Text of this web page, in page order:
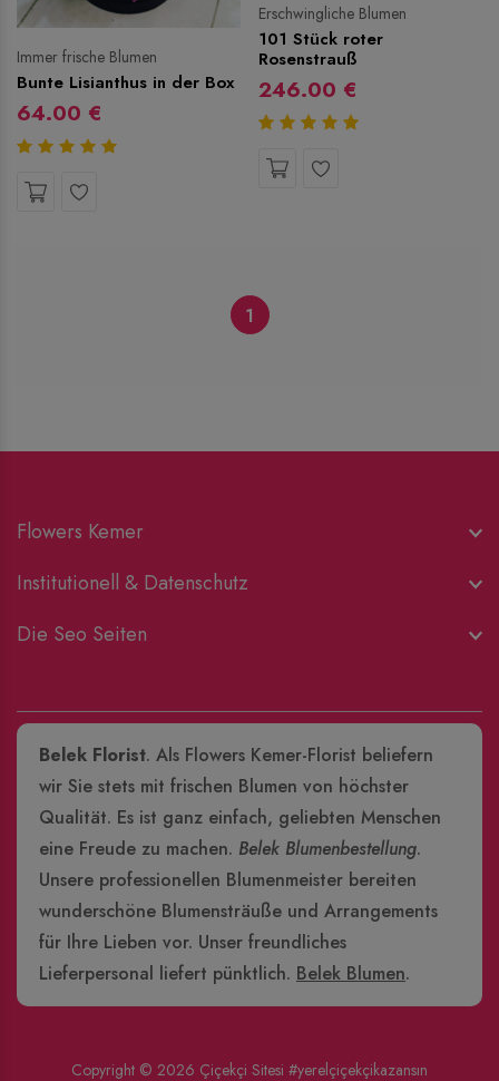
Immer frische Blumen
Bunte Lisianthus in der Box
64.00 €
Erschwingliche Blumen
101 Stück roter
Rosenstrauß
246.00 €
1
Flowers Kemer
Institutionell & Datenschutz
Die Seo Seiten
Belek Florist. Als Flowers Kemer-Florist beliefern
wir Sie stets mit frischen Blumen von höchster
Qualität. Es ist ganz einfach, geliebten Menschen
eine Freude zu machen. Belek Blumenbestellung.
Unsere professionellen Blumenmeister bereiten
wunderschöne Blumensträuße und Arrangements
für Ihre Lieben vor. Unser freundliches
Lieferpersonal liefert pünktlich. Belek Blumen.
Copyright © 2026 Çiçekçi Sitesi #yerelçiçekçikazansın